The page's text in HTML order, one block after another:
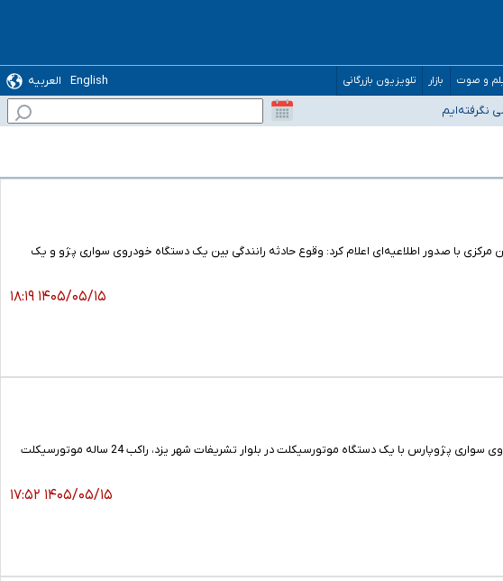
و صوت بازار تلویزیون بازرگانی English
العربیه
با صدور اطلاعیه‌ای اعلام کرد: وقوع حادثه رانندگی بین یک دستگاه خودروی سواری پژو و یک
۱۴۰۵/۰۵/۱۵ ۱۸:۱۹
رئیس پلیس راهنمایی و رانندگی استان یزد گفت: بر اثر وقوع حادثه رانندگی بین یک دستگاه خودروی سواری پژوپارس با یک دستگاه موتورسیکلت در بلوار تشریفات شهر یزد، راکب 24 ساله موتورسیکلت
۱۴۰۵/۰۵/۱۵ ۱۷:۵۲